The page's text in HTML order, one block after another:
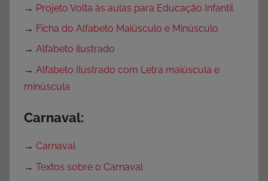
→ Projeto Volta às aulas para Educação Infantil
→ Ficha do Alfabeto Maiúsculo e Minúsculo
→ Alfabeto ilustrado
→ Alfabeto Ilustrado com Letra maiúscula e
minúscula
Carnaval:
→ Carnaval
→ Textos sobre o Carnaval